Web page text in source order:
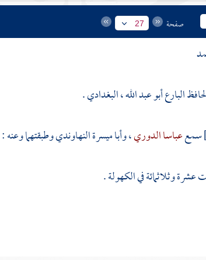
صفحة 27
البارع أبو عبد الله ، البغدادي .
سمععباسا الدوري،وأبا ميسرة النهاونديوطبقتهما وعنه :
وثلاثمائة في الكهولة .